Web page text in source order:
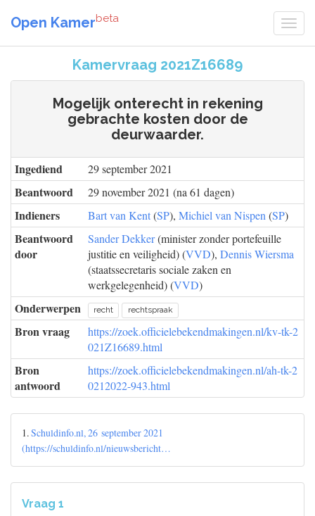
Open Kamerbeta
Kamervraag 2021Z16689
Mogelijk onterecht in rekening
gebrachte kosten door de
deurwaarder.
Ingediend 29 september 2021
Beantwoord 29 november 2021 (na 61 dagen)
Indieners Bart van Kent(SP), Michiel van Nispen (SP)
Beantwoord
door
Sander Dekker(minister zonder portefeuille
justitie en veiligheid) (VVD), Dennis Wiersma
(staatssecretaris sociale zaken en
werkgelegenheid) (VVD)
Onderwerpen recht rechtspraak
Bron vraag
https://zoek.officielebekendmakingen.nl/kv-tk-2
021Z16689.html
Bron
antwoord
https://zoek.officielebekendmakingen.nl/ah-tk-2
0212022-943.html
1.Schuldinfo.nl, 26 september 2021
(https://schuldinfo.nl/nieuwsbericht…
Vraag 1